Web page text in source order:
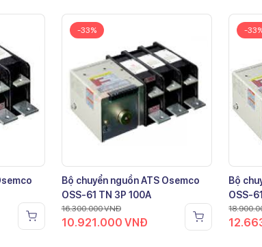
-33%
Bộ chuyển nguồn ATS Osemco
OSS-61 TN 3P 100A
16.300.000VNĐ
10.921.000 VNĐ
-
Bộ
OSS-